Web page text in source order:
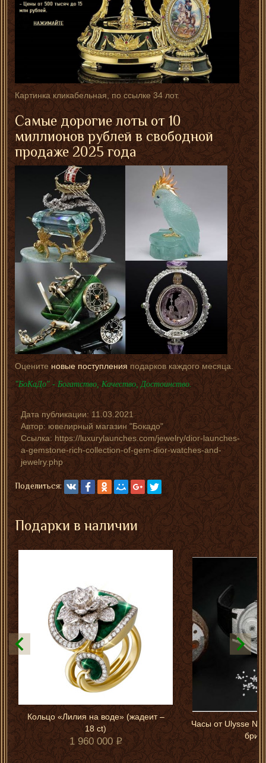
Картинка кликабельная, по ссылке 34 лот.
Самые дорогие лоты от 10
миллионов рублей в свободной
продаже 2025 года
Оценитеновые поступления подарков каждого месяца.
"БоКаДо" - Богатство, Качество, Достоинство.
Дата публикации:11.03.2021
Автор:ювелирный магазин "Бокадо"
Ссылка: https://luxurylaunches.com/jewelry/dior-launches-
a-gemstone-rich-collection-of-gem-dior-watches-and-
jewelry.php
Поделиться:
Подарки в наличии
Кольцо «Лилия на воде» (жадеит –
18 ct)
1 960 000
Часы от Ulysse